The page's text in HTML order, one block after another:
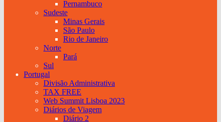
Pernambuco
Sudeste
Minas Gerais
São Paulo
Rio de Janeiro
Norte
Pará
Sul
Portugal
Divisão Administrativa
TAX FREE
Web Summit Lisboa 2023
Diários de Viagem
Diário 2